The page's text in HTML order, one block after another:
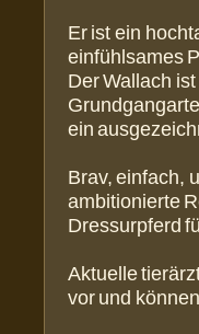
Er ist ein
einfühlsames
Der Wallach
ein
Brav, einfach,
ambitionierte
Dressurpferd
Aktuelle
vor und